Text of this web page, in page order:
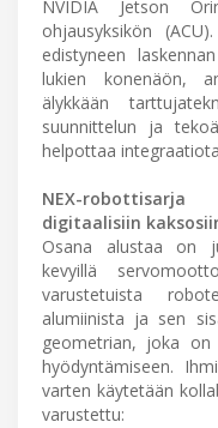
NVIDIA Jetson
ohjausyksikön
edistyneen
lukien konenäön,
älykkään
suunnittelun ja
helpottaa
NEX-
digitaalisiin
Osana alustaa on
kevyillä
varustetuista
alumiinista ja sen
geometrian, joka on
hyödyntämiseen.
varten käytetään
varustettu: